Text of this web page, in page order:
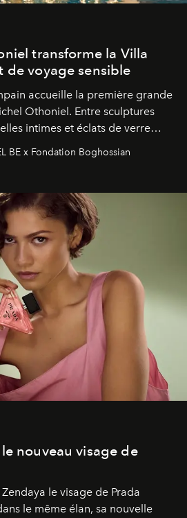
transforme la Villa
de voyage sensible
accueille la première grande
Othoniel. Entre sculptures
intimes et éclats de verre
compose un itinéraire
œuvre devient le souvenir
BE x Fondation Boghossian
nouveau visage de
le visage de Prada
le même élan, sa nouvelle